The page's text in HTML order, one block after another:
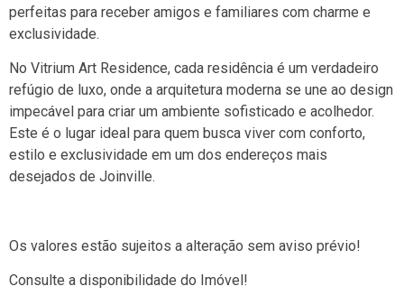
perfeitas para receber amigos e familiares com charme e
exclusividade.
No Vitrium Art Residence, cada residência é um verdadeiro
refúgio de luxo, onde a arquitetura moderna se une ao design
impecável para criar um ambiente sofisticado e acolhedor.
Este é o lugar ideal para quem busca viver com conforto,
estilo e exclusividade em um dos endereços mais
desejados de Joinville.
Os valores estão sujeitos a alteração sem aviso prévio!
Consulte a disponibilidade do Imóvel!